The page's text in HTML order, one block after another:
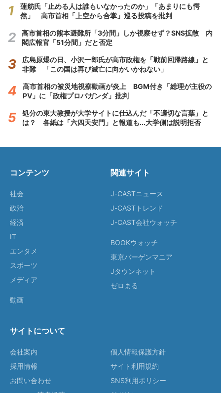
蓮舫氏「止める人は誰もいなかったのか」「あまりにも愕
然」 高市首相「上空から合掌」巡る投稿を批判
高市首相の熊本避難所「3分間」しか視察せず？SNS拡散 内
閣広報官「51分間」だと否定
広島原爆の日、小沢一郎氏が高市政権を「戦前回帰路線」と
非難 「この国は再び滅亡に向かいかねない」
高市首相の被災地視察動画が炎上 BGM付き「総理が主役の
PV」に「政権プロパガンダ」批判
処分の東大教授が大学サイトに仕込んだ「不適切な言葉」と
は？ 各紙は「六四天安門」と報道も...大学側は説明拒否
コンテンツ
社会
政治
経済
IT
エンタメ
スポーツ
メディア
動画
関連サイト
J-CASTニュース
J-CASTトレンド
J-CAST会社ウォッチ
BOOKウォッチ
東京バーゲンマニア
Jタウンネット
ゼロまる
サイトについて
会社案内
採用情報
お問い合わせ
個人情報保護方針
サイト利用規約
SNS利用ポリシー